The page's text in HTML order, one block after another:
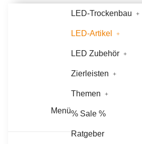
Menü
LED-Trockenbau
LED-Artikel
LED Zubehör
Zierleisten
Themen
% Sale %
Ratgeber